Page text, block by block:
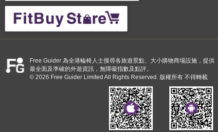
Free Guider 為全港輪椅人士搜尋各旅遊景點、大小購物商場設施，提供
最全面及準確的外遊資訊，無障礙指數及點評。
© 2026 Free Guider Limited All Rights Reserved. 版權所有 不得轉載